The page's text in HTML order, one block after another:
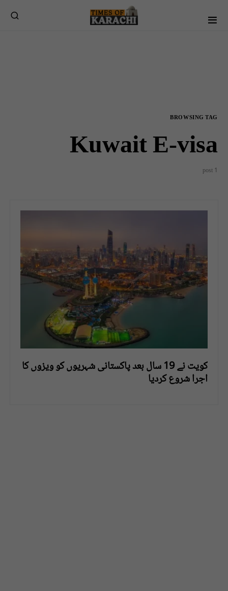
BROWSING TAG
Kuwait E-visa
1 post
کویت نے 19 سال بعد پاکستانی شہریوں کو ویزوں کا
اجرا شروع کردیا